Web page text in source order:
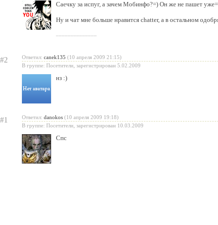
Саечку за испуг, а зачем Мобинфо?=) Он же не пашет
Ну и чат мне больше нравится chatter, а в остальном
#2 Ответил: canek135 (10 апреля 2009 21:15)
В группе: Посетители, зарегистрирован 5.02.2009
нз :)
#1 Ответил: danokos (10 апреля 2009 19:18)
В группе: Посетители, зарегистрирован 10.03.2009
Спс